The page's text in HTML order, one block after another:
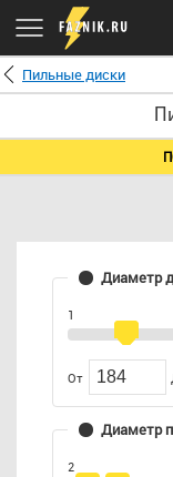
Пильные диски
Диаметр
1
От
Диаметр
2